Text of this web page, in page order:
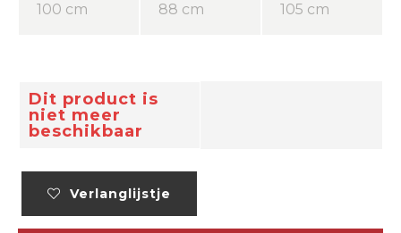
100 cm
88 cm
105 cm
Dit product is
niet meer
beschikbaar
Verlanglijstje